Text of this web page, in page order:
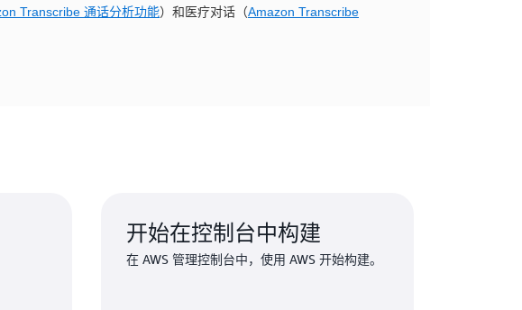
Transcribe 通话分析功能）和医疗对话（Amazon Transcribe
开始在控制台中构建
在 AWS 管理控制台中，使用 AWS 开始构建。